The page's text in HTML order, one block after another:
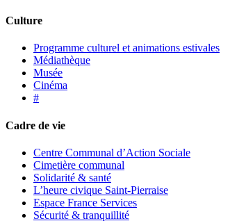
Culture
Programme culturel et animations estivales
Médiathèque
Musée
Cinéma
#
Cadre de vie
Centre Communal d’Action Sociale
Cimetière communal
Solidarité & santé
L’heure civique Saint-Pierraise
Espace France Services
Sécurité & tranquillité